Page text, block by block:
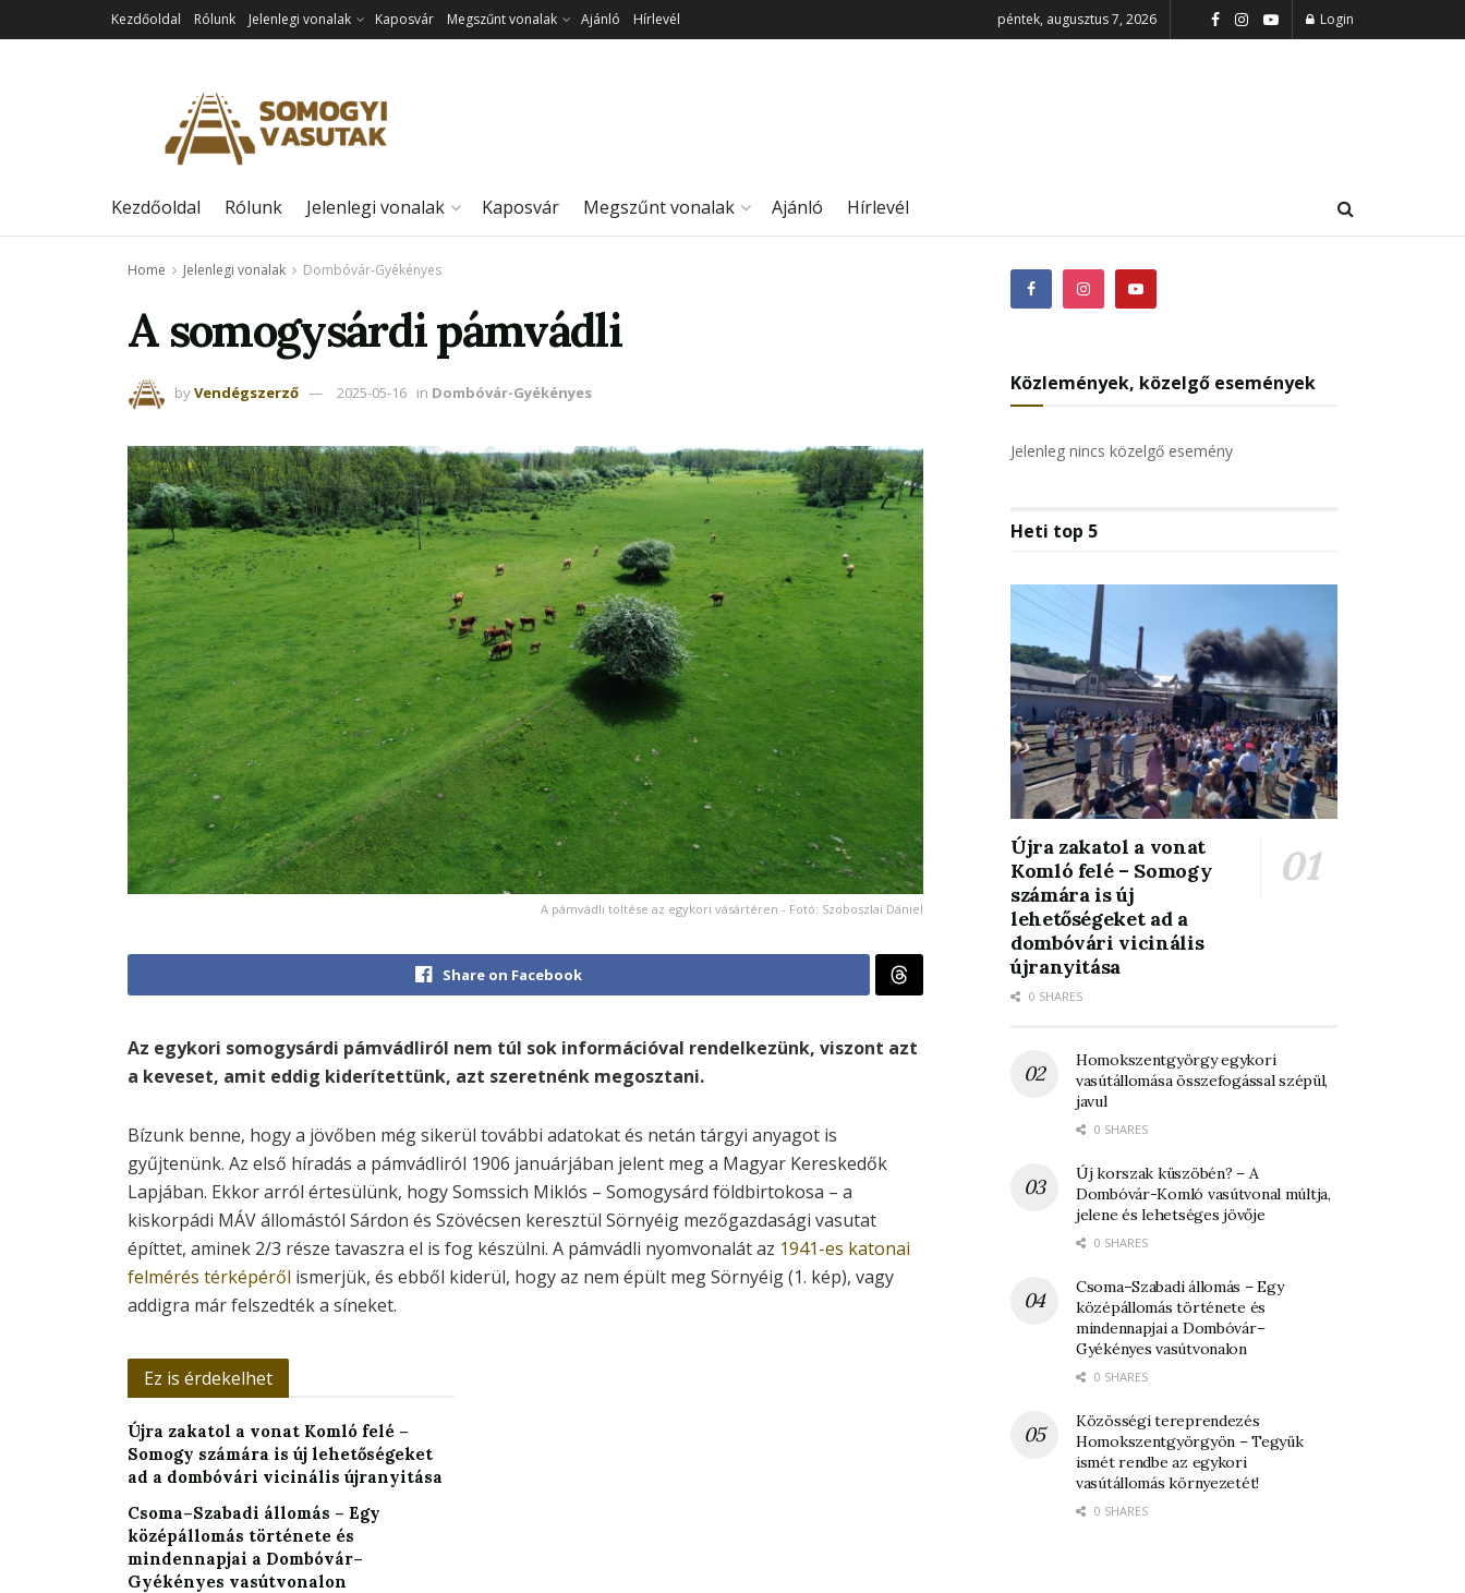
Kezdőoldal Rólunk Jelenlegi vonalak Kaposvár Megszűnt vonalak Ajánló Hírlevél péntek, augusztus 7, 2026 Login
Kezdőoldal Rólunk Jelenlegi vonalak Kaposvár Megszűnt vonalak Ajánló Hírlevél
Home Jelenlegi vonalak Dombóvár-Gyékényes
A somogysárdi pámvádli
byVendégszerző 2025-05-16 in Dombóvár-Gyékényes
A pámvádli töltése az egykori vásártéren - Fotó: Szoboszlai Dániel
Share on Facebook
Az egykori somogysárdi pámvádliról nem túl sok információval rendelkezünk, viszont azt
a keveset, amit eddig kiderítettünk, azt szeretnénk megosztani.
Bízunk benne, hogy a jövőben még sikerül további adatokat és netán tárgyi anyagot is
gyűjtenünk. Az első híradás a pámvádliról 1906 januárjában jelent meg a Magyar Kereskedők
Lapjában. Ekkor arról értesülünk, hogy Somssich Miklós – Somogysárd földbirtokosa – a
kiskorpádi MÁV állomástól Sárdon és Szövécsen keresztül Sörnyéig mezőgazdasági vasutat
építtet, aminek 2/3 része tavaszra el is fog készülni. A pámvádli nyomvonalát az 1941-es katonai
felmérés térképéről ismerjük, és ebből kiderül, hogy az nem épült meg Sörnyéig (1. kép), vagy
addigra már felszedték a síneket.
Ez is érdekelhet
Újra zakatol a vonat Komló felé –
Somogy számára is új lehetőségeket
ad a dombóvári vicinális újranyitása
Csoma–Szabadi állomás – Egy
középállomás története és
mindennapjai a Dombóvár–
Gyékényes vasútvonalon
Közlemények, közelgő események
Jelenleg nincs közelgő esemény
Heti top 5
Újra zakatol a vonat
Komló felé – Somogy
számára is új
lehetőségeket ad a
dombóvári vicinális
újranyitása
0 SHARES
Homokszentgyörgy egykori
vasútállomása összefogással szépül,
javul
0 SHARES
Új korszak küszöbén? – A
Dombóvár-Komló vasútvonal múltja,
jelene és lehetséges jövője
0 SHARES
Csoma–Szabadi állomás – Egy
középállomás története és
mindennapjai a Dombóvár–
Gyékényes vasútvonalon
0 SHARES
Közösségi tereprendezés
Homokszentgyörgyön – Tegyük
ismét rendbe az egykori
vasútállomás környezetét!
0 SHARES